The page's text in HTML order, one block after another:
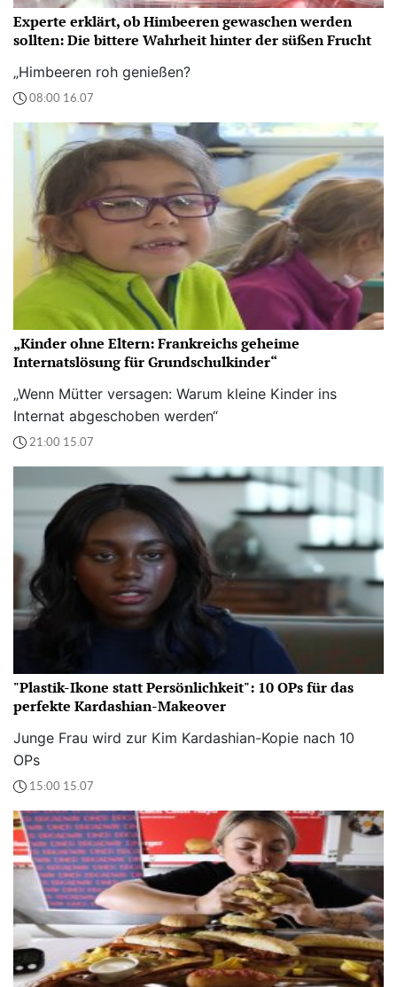
Experte erklärt, ob Himbeeren gewaschen werden
sollten: Die bittere Wahrheit hinter der süßen Frucht
„Himbeeren roh genießen?
08:00 16.07
„Kinder ohne Eltern: Frankreichs geheime
Internatslösung für Grundschulkinder“
„Wenn Mütter versagen: Warum kleine Kinder ins
Internat abgeschoben werden“
21:00 15.07
"Plastik-Ikone statt Persönlichkeit": 10 OPs für das
perfekte Kardashian-Makeover
Junge Frau wird zur Kim Kardashian-Kopie nach 10
OPs
15:00 15.07